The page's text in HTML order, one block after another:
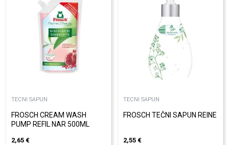
TECNI SAPUN
FROSCH CREAM WASH
PUMP REFIL NAR 500ML
2,65 €
TECNI SAPUN
FROSCH TEČNI SAPUN REINE
2,55 €